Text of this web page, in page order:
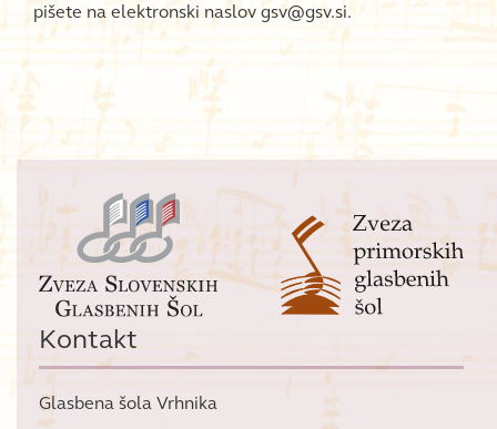
pišete na elektronski naslov gsv@gsv.si.
Kontakt
Glasbena šola Vrhnika